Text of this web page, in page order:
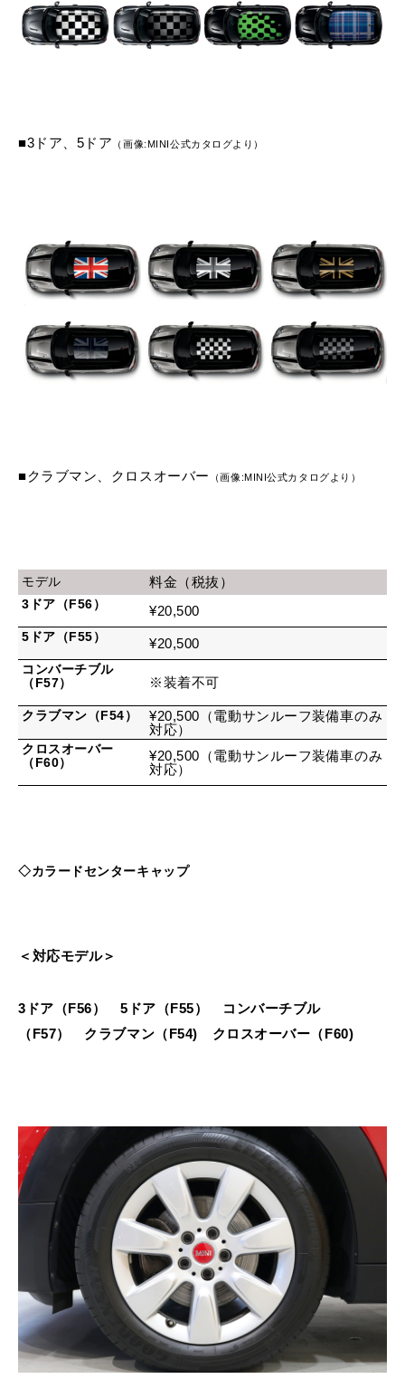
■3ドア、5ドア （画像:MINI公式カタログより）
■クラブマン、クロスオーバー （画像:MINI公式カタログより）
モデル 料金（税抜）
3ドア（F56） ¥20,500
5ドア（F55） ¥20,500
コンバーチブル
（F57）
※装着不可
クラブマン（F54）
¥20,500（電動サンルーフ装備車のみ
対応）
クロスオーバー
（F60）
¥20,500（電動サンルーフ装備車のみ
対応）
◇カラードセンターキャップ
＜対応モデル＞
3ドア（F56） 5ドア（F55） コンバーチブル
（F57） クラブマン（F54) クロスオーバー（F60)